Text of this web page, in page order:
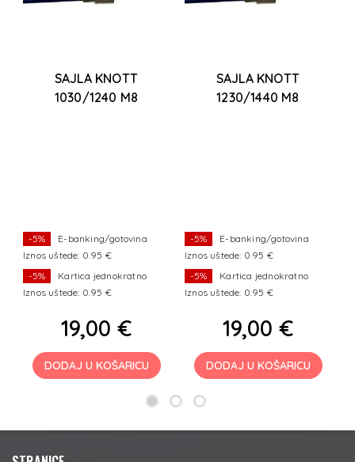
SAJLA KNOTT
1030/1240 M8
-5%
E-banking/gotovina
Iznos uštede: 0.95 €
-5%
Kartica jednokratno
Iznos uštede: 0.95 €
19,00 €
DODAJ U KOŠARICU
SAJLA KNOTT
1230/1440 M8
-5%
E-banking/gotovina
Iznos uštede: 0.95 €
-5%
Kartica jednokratno
Iznos uštede: 0.95 €
19,00 €
DODAJ U KOŠARICU